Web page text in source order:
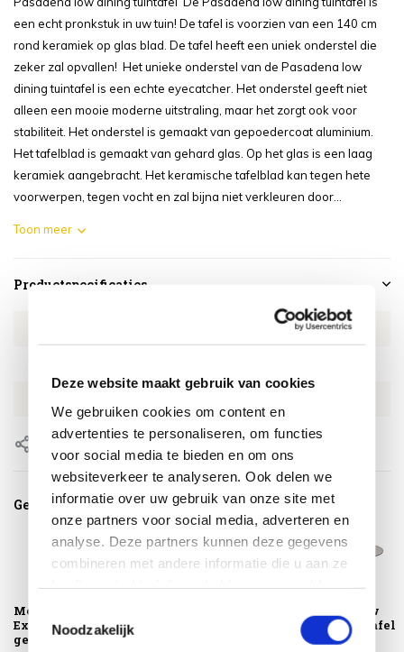
Deze website maakt gebruik van cookies
We gebruiken cookies om content en
advertenties te personaliseren, om functies
voor social media te bieden en om ons
websiteverkeer te analyseren. Ook delen we
informatie over uw gebruik van onze site met
onze partners voor social media, adverteren en
analyse. Deze partners kunnen deze gegevens
combineren met andere informatie die u aan ze
Noodzakelijk
een echt pronkstuk in uw tuin! De tafel is voorzien van een 140 cm
rond keramiek op glas blad. De tafel heeft een uniek onderstel die
zeker zal opvallen! Het unieke onderstel van de Pasadena low
dining tuintafel is een echte eyecatcher. Het onderstel geeft niet
alleen een mooie moderne uitstraling, maar het zorgt ook voor
stabiliteit. Het onderstel is gemaakt van gepoedercoat aluminium.
Het tafelblad is gemaakt van gehard glas. Op het glas is een laag
keramiek aangebracht. Het keramische tafelblad kan tegen hete
voorwerpen, tegen vocht en zal bijna niet verkleuren door...
Toon meer
Productspecificaties
Gerelateerde producten
Montagelevering -
Extra gemak &
geen afval
Pasadena low
dining tuintafel
140xH69 cm